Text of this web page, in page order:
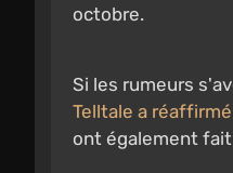
octobre.
Si les rumeurs
Telltale a réaffirmé
ont également